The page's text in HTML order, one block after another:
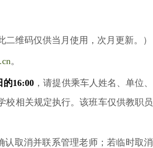
二维码仅供当月使用，次月更新。）
。
的16:00 ，请提供乘车人姓名、单位、
校相关规定执行。该班车仅供教职员
取消并联系管理老师；若临时取消